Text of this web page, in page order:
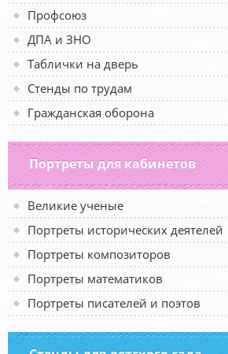
Профсоюз
ДПА и ЗНО
Таблички на дверь
Стенды по трудам
Гражданская оборона
Портреты для кабинетов
Великие ученые
Портреты исторических деятелей
Портреты композиторов
Портреты математиков
Портреты писателей и поэтов